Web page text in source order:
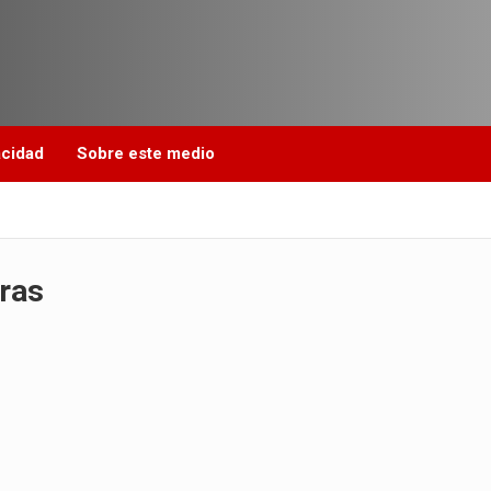
Sobre este medio